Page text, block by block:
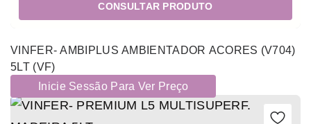
CONSULTAR PRODUTO
VINFER- AMBIPLUS AMBIENTADOR ACORES (V704)
5LT (VF)
Inicie Sessão Para Ver Preço